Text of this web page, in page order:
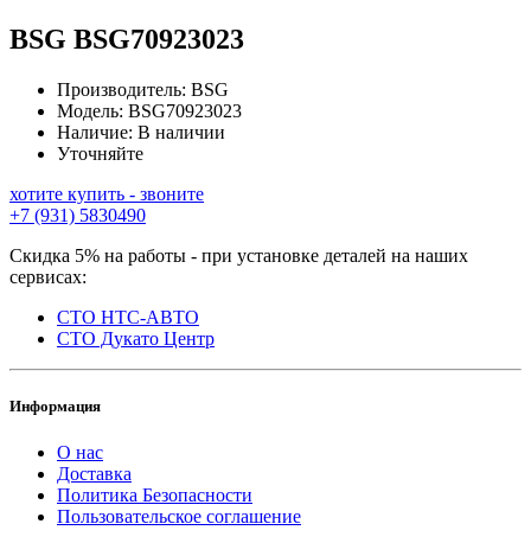
BSG BSG70923023
Производитель: BSG
Модель: BSG70923023
Наличие: В наличии
Уточняйте
хотите купить - звоните
+7 (931) 5830490
Скидка 5% на работы - при установке деталей на наших
сервисах:
СТО НТС-АВТО
СТО Дукато Центр
Информация
О нас
Доставка
Политика Безопасности
Пользовательское соглашение